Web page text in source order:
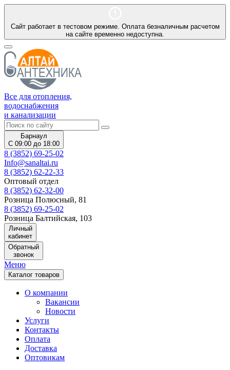
Сайт работает в тестовом режиме. Оплата безналичным расчетом
на сайте временно недоступна.
Все для отопления,
водоснабжения
и канализации
Барнаул
С 09:00 до 18:00
8 (3852) 69-25-02
Info@sanaltai.ru
8 (3852) 62-22-33
Оптовый отдел
8 (3852) 62-32-00
Розница Полюсный, 81
8 (3852) 69-25-02
Розница Балтийская, 103
Личный
кабинет
Обратный
звонок
Меню
Каталог товаров
О компании
Вакансии
Новости
Услуги
Контакты
Оплата
Доставка
Оптовикам